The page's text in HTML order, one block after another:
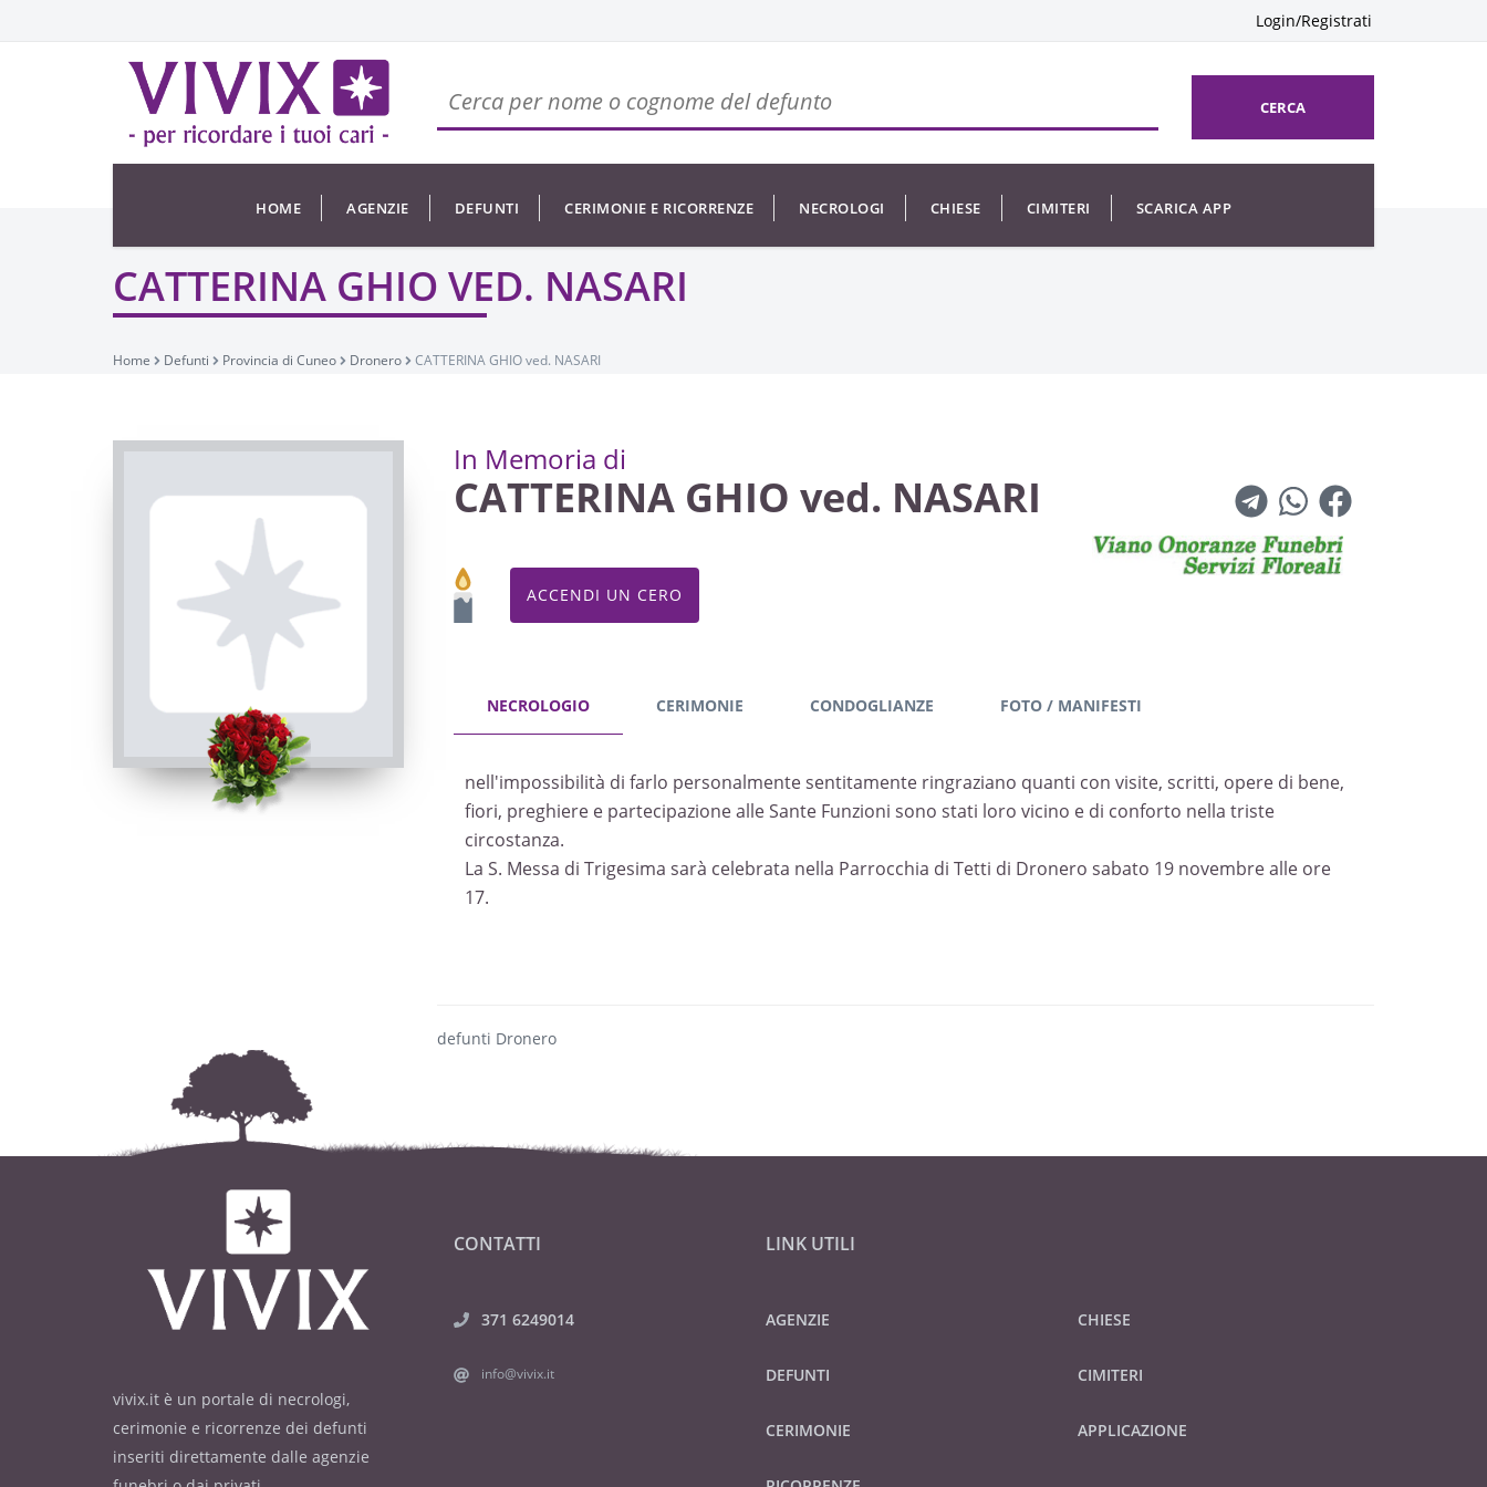
Login/Registrati
CERCA
HOME AGENZIE DEFUNTI CERIMONIE E RICORRENZE NECROLOGI CHIESE CIMITERI SCARICA APP
CATTERINA GHIO VED. NASARI
Home Defunti Provincia di Cuneo Dronero CATTERINA GHIO ved. NASARI
In Memoria di
CATTERINA GHIO ved. NASARI
ACCENDI UN CERO
NECROLOGIO CERIMONIE CONDOGLIANZE FOTO / MANIFESTI
nell'impossibilità di farlo personalmente sentitamente ringraziano quanti con visite, scritti, opere di bene,
fiori, preghiere e partecipazione alle Sante Funzioni sono stati loro vicino e di conforto nella triste
circostanza.
La S. Messa di Trigesima sarà celebrata nella Parrocchia di Tetti di Dronero sabato 19 novembre alle ore
17.
defunti Dronero
vivix.it è un portale di necrologi,
cerimonie e ricorrenze dei defunti
inseriti direttamente dalle agenzie
CONTATTI
371 6249014
info@vivix.it
LINK UTILI
AGENZIE
DEFUNTI
CERIMONIE
CHIESE
CIMITERI
APPLICAZIONE